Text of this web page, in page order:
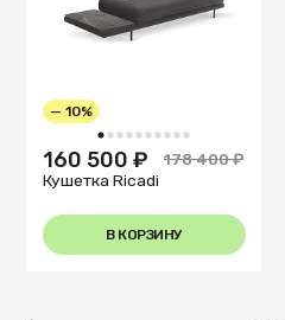
1 2 3 4 5 6 7 8 9 10
— 10%
160 500 ₽
178 400 ₽
Кушетка Ricadi
В КОРЗИНУ